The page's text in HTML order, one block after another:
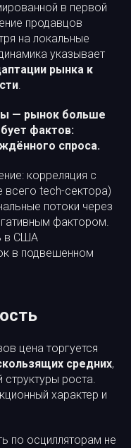
в первой
продавцов
на локальные
указывает
рынка к
.
— рынок больше
фактов:
спроса.
корреляция с
tech-сектора)
потоки через
фактором.
в США
в подвешенном
цена торгуется
средних,
роста.
характер и
по осцилляторам не